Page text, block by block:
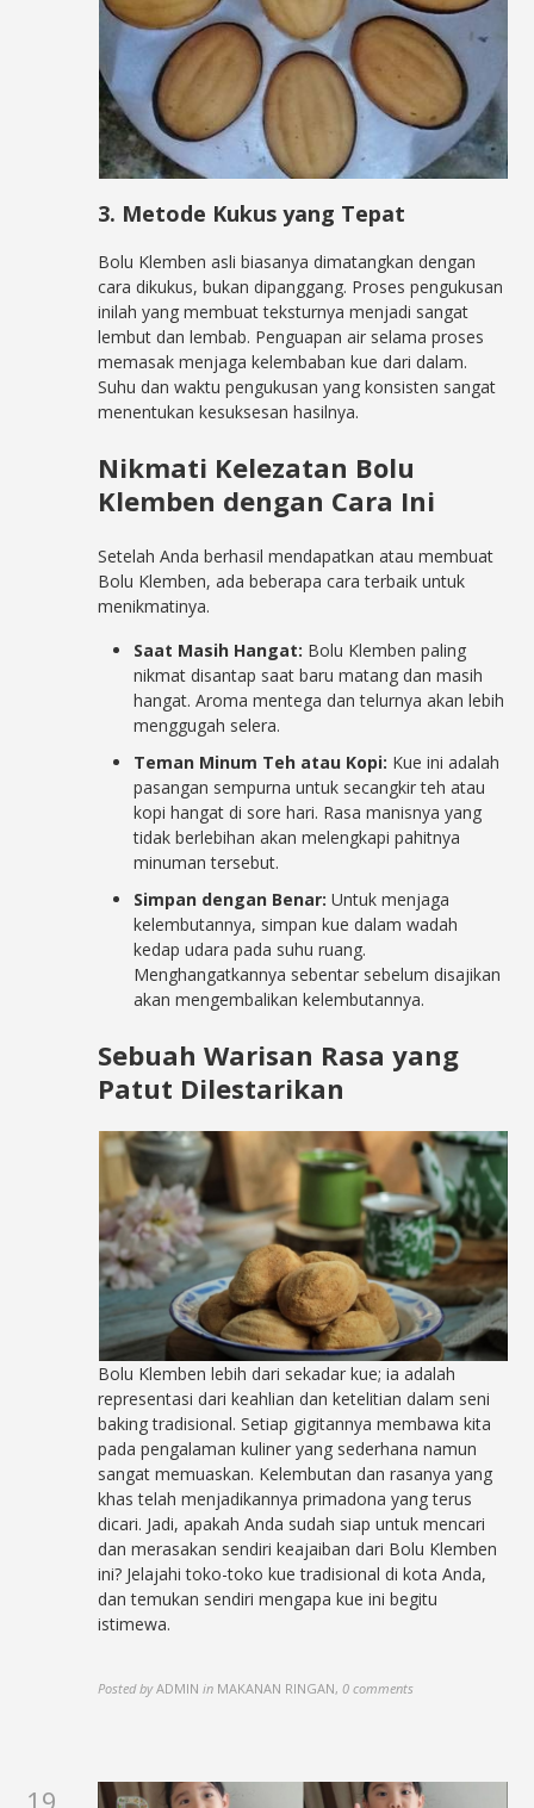
3. Metode Kukus yang Tepat
Bolu Klemben asli biasanya dimatangkan dengan
cara dikukus, bukan dipanggang. Proses pengukusan
inilah yang membuat teksturnya menjadi sangat
lembut dan lembab. Penguapan air selama proses
memasak menjaga kelembaban kue dari dalam.
Suhu dan waktu pengukusan yang konsisten sangat
menentukan kesuksesan hasilnya.
Nikmati Kelezatan Bolu
Klemben dengan Cara Ini
Setelah Anda berhasil mendapatkan atau membuat
Bolu Klemben, ada beberapa cara terbaik untuk
menikmatinya.
Saat Masih Hangat: Bolu Klemben paling
nikmat disantap saat baru matang dan masih
hangat. Aroma mentega dan telurnya akan lebih
menggugah selera.
Teman Minum Teh atau Kopi: Kue ini adalah
pasangan sempurna untuk secangkir teh atau
kopi hangat di sore hari. Rasa manisnya yang
tidak berlebihan akan melengkapi pahitnya
minuman tersebut.
Simpan dengan Benar: Untuk menjaga
kelembutannya, simpan kue dalam wadah
kedap udara pada suhu ruang.
Menghangatkannya sebentar sebelum disajikan
akan mengembalikan kelembutannya.
Sebuah Warisan Rasa yang
Patut Dilestarikan
Bolu Klemben lebih dari sekadar kue; ia adalah
representasi dari keahlian dan ketelitian dalam seni
baking tradisional. Setiap gigitannya membawa kita
pada pengalaman kuliner yang sederhana namun
sangat memuaskan. Kelembutan dan rasanya yang
khas telah menjadikannya primadona yang terus
dicari. Jadi, apakah Anda sudah siap untuk mencari
dan merasakan sendiri keajaiban dari Bolu Klemben
ini? Jelajahi toko-toko kue tradisional di kota Anda,
dan temukan sendiri mengapa kue ini begitu
istimewa.
Posted by ADMIN in MAKANAN RINGAN,0 comments